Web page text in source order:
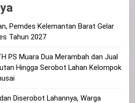
Pemdes Kelemantan Barat Gelar
Tahun 2027
PS Muara Dua Merambah dan Jual
Hingga Serobot Lahan Kelompok
Diserobot Lahannya, Warga